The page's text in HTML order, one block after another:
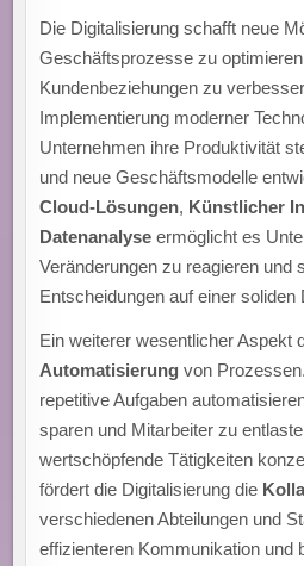
Die Digitalisierung schafft neue
Geschäftsprozesse zu
Kundenbeziehungen zu
Implementierung moderner
Unternehmen ihre Produktivität
und neue Geschäftsmodelle
Cloud-Lösungen, Künstlicher
Datenanalyse ermöglicht es
Veränderungen zu reagieren und
Entscheidungen auf einer soliden
Ein weiterer wesentlicher Aspekt
Automatisierung von
repetitive Aufgaben
sparen und Mitarbeiter zu
wertschöpfende Tätigkeiten
fördert die Digitalisierung die
verschiedenen Abteilungen und
effizienteren Kommunikation und